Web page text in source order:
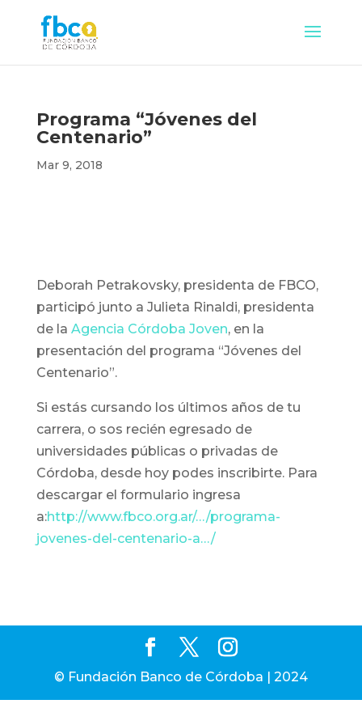
Programa “Jóvenes del
Centenario”
Mar 9, 2018
Deborah Petrakovsky, presidenta de FBCO,
participó junto a Julieta Rinaldi, presidenta
de la Agencia Córdoba Joven, en la
presentación del programa “Jóvenes del
Centenario”.
Si estás cursando los últimos años de tu
carrera, o sos recién egresado de
universidades públicas o privadas de
Córdoba, desde hoy podes inscribirte. Para
descargar el formulario ingresa
a:http://www.fbco.org.ar/…/programa-
jovenes-del-centenario-a…/
© Fundación Banco de Córdoba | 2024